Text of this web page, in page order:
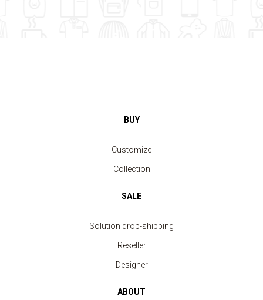
BUY
Customize
Collection
SALE
Solution drop-shipping
Reseller
Designer
ABOUT